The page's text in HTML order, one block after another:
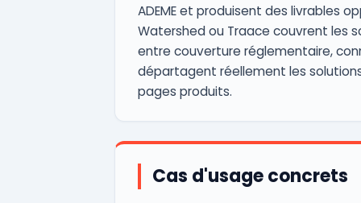
ADEME et produisent des livrables
Watershed ou Traace couvrent les
entre couverture réglementaire,
départagent réellement les
pages produits.
Cas d'usage concrets